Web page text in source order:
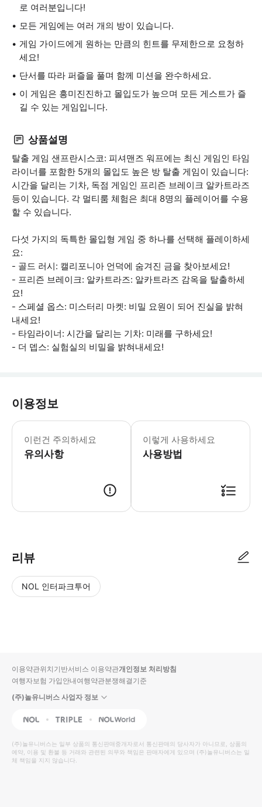
로 여러분입니다!
모든 게임에는 여러 개의 방이 있습니다.
게임 가이드에게 원하는 만큼의 힌트를 무제한으로 요청하
세요!
단서를 따라 퍼즐을 풀며 함께 미션을 완수하세요.
이 게임은 흥미진진하고 몰입도가 높으며 모든 게스트가 즐
길 수 있는 게임입니다.
상품설명
탈출 게임 샌프란시스코: 피셔맨즈 워프에는 최신 게임인 타임
라이너를 포함한 5개의 몰입도 높은 방 탈출 게임이 있습니다:
시간을 달리는 기차, 독점 게임인 프리즌 브레이크 알카트라즈
등이 있습니다. 각 멀티룸 체험은 최대 8명의 플레이어를 수용
할 수 있습니다.
다섯 가지의 독특한 몰입형 게임 중 하나를 선택해 플레이하세
요:
- 골드 러시: 캘리포니아 언덕에 숨겨진 금을 찾아보세요!
- 프리즌 브레이크: 알카트라즈: 알카트라즈 감옥을 탈출하세
요!
- 스페셜 옵스: 미스터리 마켓: 비밀 요원이 되어 진실을 밝혀
내세요!
- 타임라이너: 시간을 달리는 기차: 미래를 구하세요!
- 더 뎁스: 실험실의 비밀을 밝혀내세요!
이용정보
이런건 주의하세요
유의사항
게임은 공유 체험이며 다른 게스트와
이렇게 사용하세요
사용방법
리뷰
NOL 인터파크투어
입니
다.
높
은
순
동
영
상
순
상
이용약관위치기반서비스 이용약관개인정보 처리방침
여행자보험 가입안내여행약관분쟁해결기준
(주)놀유니버스 사업자 정보
NOL Triple Interpark Global
(주)놀유니버스는 일부 상품의 통신판매중개자로서 통신판매의 당사자가 아니므로, 상품의
예약, 이용 및 환불 등 거래와 관련된 의무와 책임은 판매자에게 있으며 (주)놀유니버스는 일
체 책임을 지지 않습니다.